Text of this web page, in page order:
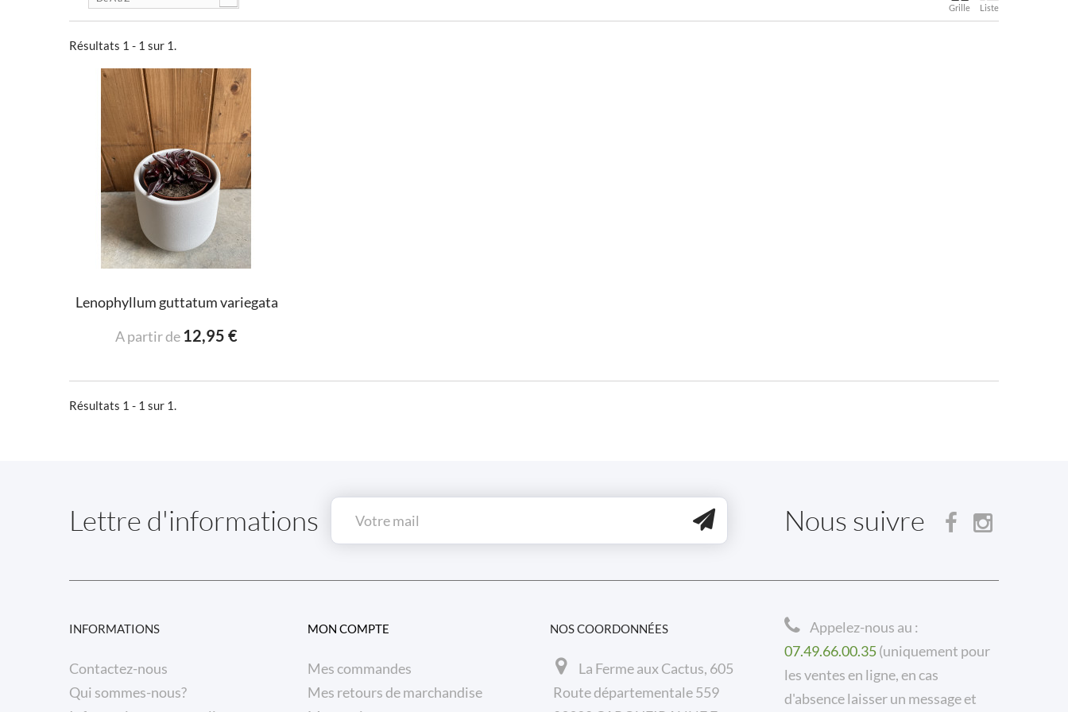
Grille Liste
Résultats 1 - 1 sur 1.
Lenophyllum guttatum variegata
A partir de 12,95 €
Résultats 1 - 1 sur 1.
Lettre d'informations Nous suivre
INFORMATIONS
Contactez-nous
Qui sommes-nous?
MON COMPTE
Mes commandes
Mes retours de marchandise
NOS COORDONNÉES
La Ferme aux Cactus, 605
Route départementale 559
Appelez-nous au :
07.49.66.00.35(uniquement pour
les ventes en ligne, en cas
d'absence laisser un message et